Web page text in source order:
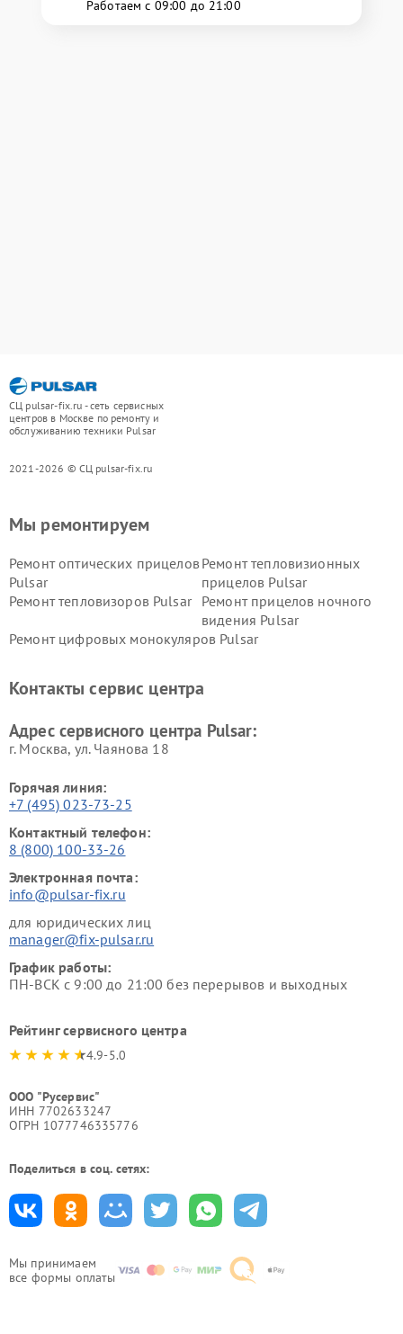
Работаем с 09:00 до 21:00
СЦ pulsar-fix.ru - сеть сервисных
центров в Москве по ремонту и
обслуживанию техники Pulsar
2021-2026 © СЦ pulsar-fix.ru
Мы принимаем
все формы оплаты
Мы ремонтируем
Ремонт оптических прицелов
Pulsar
Ремонт тепловизионных
прицелов Pulsar
Ремонт тепловизоров Pulsar
Ремонт прицелов ночного
видения Pulsar
Ремонт цифровых монокуляров Pulsar
Контакты сервис центра
Адрес сервисного центра Pulsar:
г. Москва, ул. Чаянова 18
Горячая линия:
+7 (495) 023-73-25
Контактный телефон:
8 (800) 100-33-26
Электронная почта:
info@pulsar-fix.ru
для юридических лиц
manager@fix-pulsar.ru
График работы:
ПН-ВСК с 9:00 до 21:00 без перерывов и выходных
Рейтинг сервисного центра
4.9-5.0
ООО "Русервис"
ИНН 7702633247
ОГРН 1077746335776
Поделиться в соц. сетях: